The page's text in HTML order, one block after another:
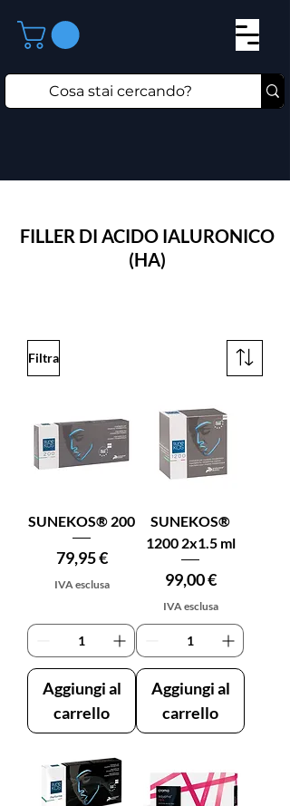
FILLER DI ACIDO IALURONICO
(HA)
Filtra
SUNEKOS® 200
Prezzo
79,95 €
IVA esclusa
Aggiungi al
carrello
SUNEKOS®
1200 2x1.5 ml
Prezzo
99,00 €
IVA esclusa
Aggiungi al
carrello